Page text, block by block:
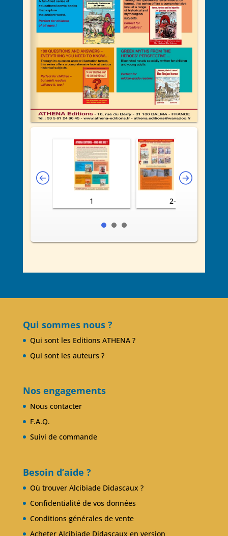
1 2-3
Qui sommes nous ?
Qui sont les Editions ATHENA ?
Qui sont les auteurs ?
Nos engagements
Nous contacter
F.A.Q.
Suivi de commande
Besoin d’aide ?
Où trouver Alcibiade Didascaux ?
Confidentialité de vos données
Conditions générales de vente
Acheter Alcibiade Didascaux en version